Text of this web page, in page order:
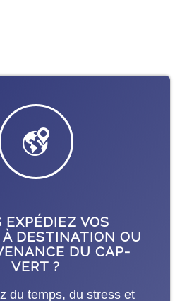
EXPÉDIEZ VOS
À DESTINATION OU
DU CAP-
VERT ?
du temps, du stress et